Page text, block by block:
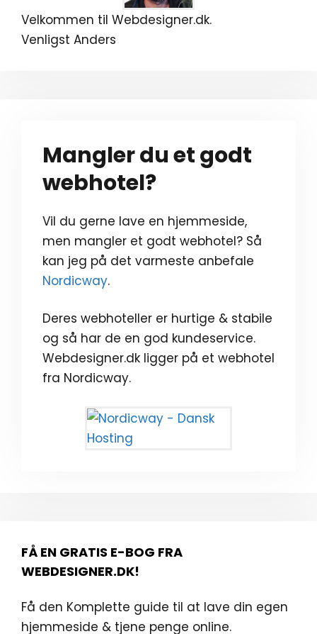
Velkommen til Webdesigner.dk.
Venligst Anders
Mangler du et godt
webhotel?
Vil du gerne lave en hjemmeside,
men mangler et godt webhotel? Så
kan jeg på det varmeste anbefale
Nordicway.
Deres webhoteller er hurtige & stabile
og så har de en god kundeservice.
Webdesigner.dk ligger på et webhotel
fra Nordicway.
FÅ EN GRATIS E-BOG FRA
WEBDESIGNER.DK!
Få den Komplette guide til at lave din egen
hjemmeside & tjene penge online.